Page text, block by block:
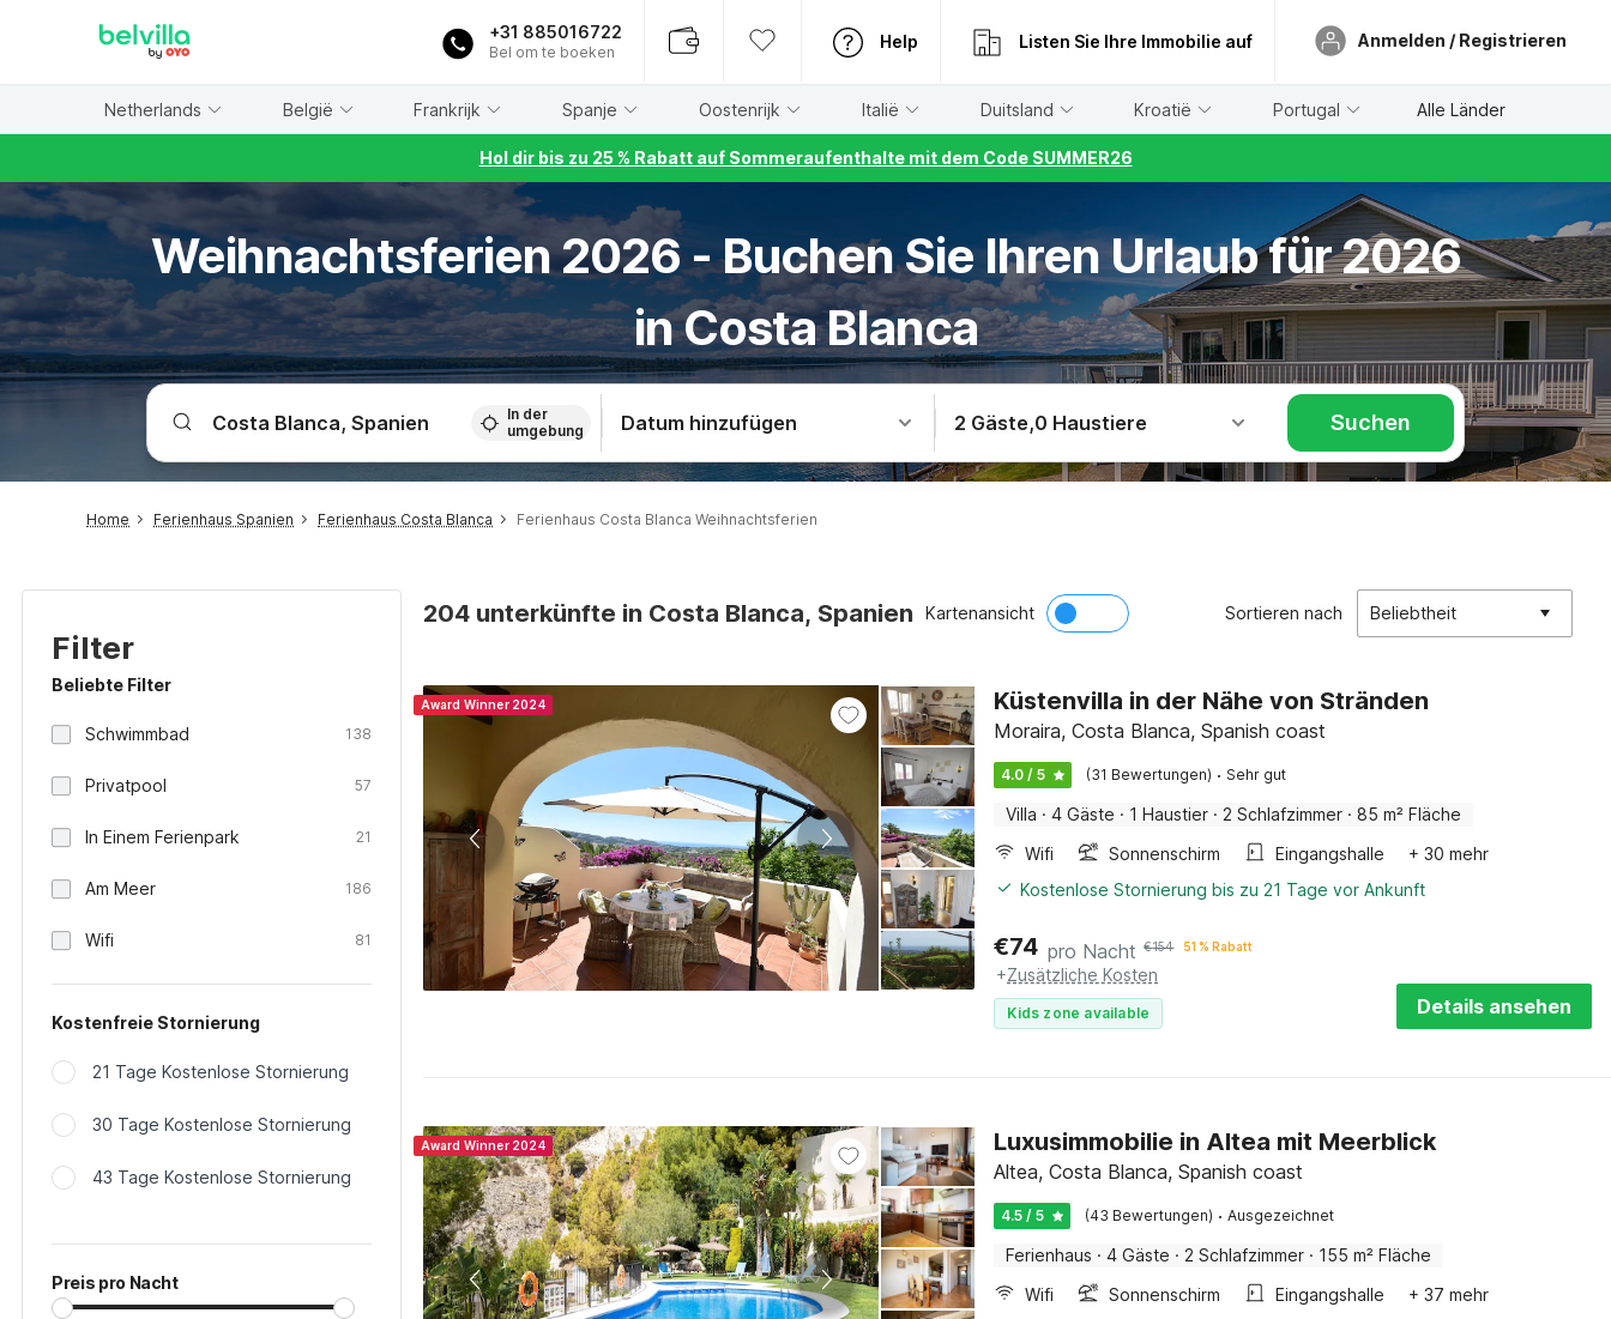
+31 885016722
Bel om te boeken
Help Listen Sie Ihre Immobilie auf Anmelden / Registrieren
Netherlands België Frankrijk Spanje Oostenrijk Italië Duitsland Kroatië Portugal Alle Länder
Hol dir bis zu 25 % Rabatt auf Sommeraufenthalte mit dem Code SUMMER26
Weihnachtsferien 2026 - Buchen Sie Ihren Urlaub für 2026
in Costa Blanca
In der
umgebung
Datum hinzufügen 2 Gäste,0 Haustiere Suchen
Home Ferienhaus Spanien Ferienhaus Costa Blanca Ferienhaus Costa Blanca Weihnachtsferien
Filter
Beliebte Filter
Schwimmbad 138
Privatpool 57
In Einem Ferienpark 21
Am Meer 186
Wifi 81
Kostenfreie Stornierung
21 Tage Kostenlose Stornierung
30 Tage Kostenlose Stornierung
43 Tage Kostenlose Stornierung
Preis pro Nacht
204 unterkünfte in Costa Blanca, Spanien Kartenansicht Sortieren nach Beliebtheit
Award Winner 2024 Küstenvilla in der Nähe von Stränden
Moraira, Costa Blanca, Spanish coast
4.0 / 5 (31 Bewertungen) · Sehr gut
Villa · 4 Gäste · 1 Haustier · 2 Schlafzimmer · 85 m² Fläche
Wifi
Sonnenschirm Eingangshalle
+ 30 mehr
Kostenlose Stornierung bis zu 21 Tage vor Ankunft
€74 pro Nacht €154 51 % Rabatt
+Zusätzliche Kosten
Kids zone available Details ansehen
Award Winner 2024 Luxusimmobilie in Altea mit Meerblick
Altea, Costa Blanca, Spanish coast
4.5 / 5 (43 Bewertungen) · Ausgezeichnet
Ferienhaus · 4 Gäste · 2 Schlafzimmer · 155 m² Fläche
Wifi
Sonnenschirm Eingangshalle
+ 37 mehr